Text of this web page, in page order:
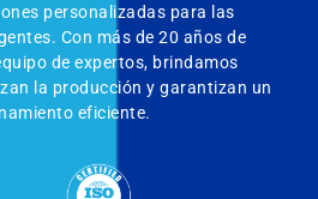
personalizadas para las
Con más de 20 años de
de expertos, brindamos
la producción y garantizan un
eficiente.